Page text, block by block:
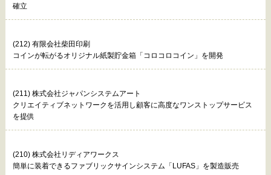
確立
(212) 有限会社柴田印刷
コインが転がるオリジナル紙製貯金箱「コロコロコイン」を開発
(211) 株式会社ジャパンシステムアート
クリエイティブネットワークを活用し顧客に高度なワンストップサービス
を提供
(210) 株式会社リディアワークス
簡単に装着できるファブリックサインシステム「LUFAS」を製造販売